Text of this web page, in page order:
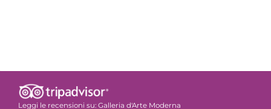
Leggi le recensioni su: Galleria d'Arte Moderna